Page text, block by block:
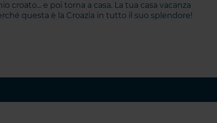
e poi torna a casa. La tua casa vacanza
questa è la Croazia in tutto il suo splendore!